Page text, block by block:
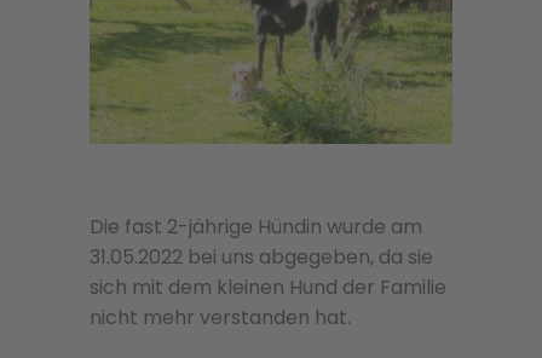
Die fast 2-jährige Hündin wurde am
31.05.2022 bei uns abgegeben, da sie
sich mit dem kleinen Hund der Familie
nicht mehr verstanden hat.